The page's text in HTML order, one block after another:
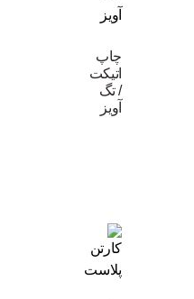
چاپ
اتیکت
/ تگ
آویز